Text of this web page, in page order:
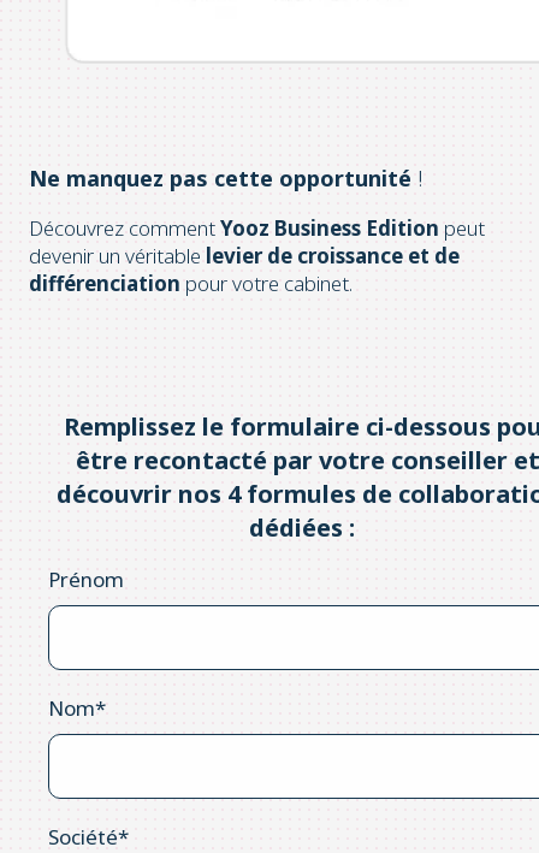
Ne manquez pas cette opportunité !
Découvrez commentYooz Business Edition peut
devenir un véritable levier de croissance et de
différenciation pour votre cabinet.
Remplissez le formulaire ci-dessous
être recontacté par votre conseiller et
découvrir nos 4 formules de
dédiées :
Prénom
Nom*
Société*